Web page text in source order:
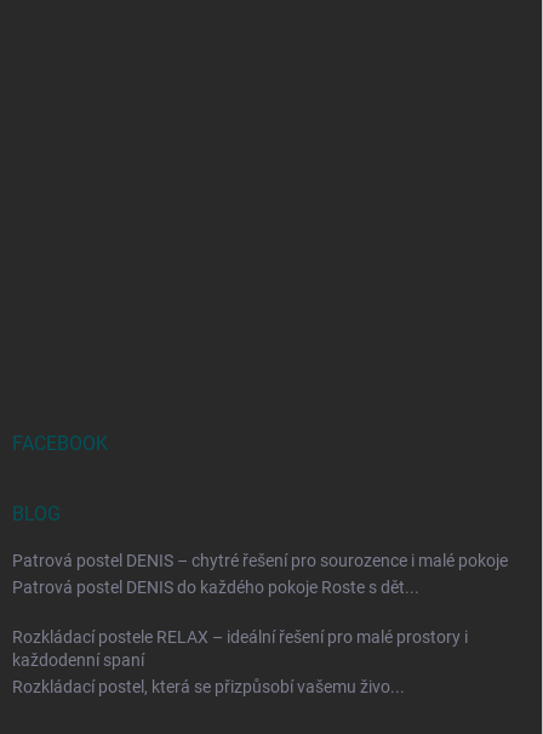
FACEBOOK
BLOG
Patrová postel DENIS – chytré řešení pro sourozence i malé pokoje
Patrová postel DENIS do každého pokoje Roste s dět...
Rozkládací postele RELAX – ideální řešení pro malé prostory i
každodenní spaní
Rozkládací postel, která se přizpůsobí vašemu živo...